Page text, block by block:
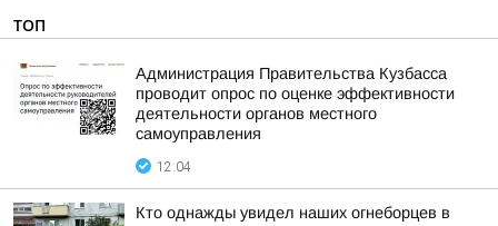
ТОП
Администрация Правительства Кузбасса
проводит опрос по оценке эффективности
деятельности органов местного
самоуправления
12:04
Кто однажды увидел наших огнеборцев в